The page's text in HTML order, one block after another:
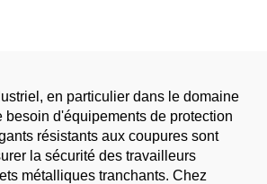
en particulier dans le domaine
besoin d'équipements de protection
résistants aux coupures sont
la sécurité des travailleurs
métalliques tranchants. Chez